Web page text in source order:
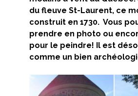
du fleuve St-Laurent, ce
construit en 1730. Vous
prendre en photo ou
pour le peindre! Il est
comme un bien